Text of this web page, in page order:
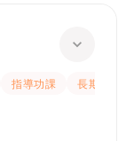
指導功課
長期補習